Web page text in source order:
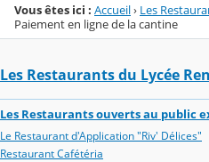
Vous êtes ici : Accueil› Les
Paiement en ligne de la cantine
Les Restaurants du Lycée
Les Restaurants ouverts au public
Le Restaurant d'Application "Riv' Délices"
Restaurant Cafétéria